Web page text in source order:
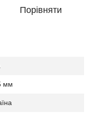
Порівняти
мм